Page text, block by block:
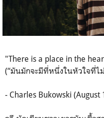
"There is a place in the
(“มันมักจะมีที่หนึ่งในหัวใจที่ไ
- Charles Bukowski